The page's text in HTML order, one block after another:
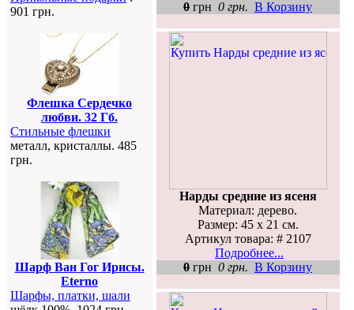
901 грн.
Флешка Сердечко
любви. 32 Гб.
Стильные флешки
металл, кристаллы. 485
грн.
Шарф Ван Гог Ирисы.
Eterno
Шарфы, платки, шали
0 грн 0 грн. В Корзину
Нарды средние из ясеня
Материал: дерево.
Размер: 45 х 21 см.
Артикул товара: # 2107
Подробнее...
0 грн 0 грн. В Корзину